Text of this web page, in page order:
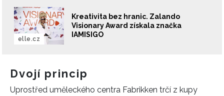
Kreativita bez hranic. Zalando
Visionary Award získala značka
IAMISIGO
elle.cz
Dvojí princip
Uprostřed uměleckého centra Fabrikken trčí z kupy